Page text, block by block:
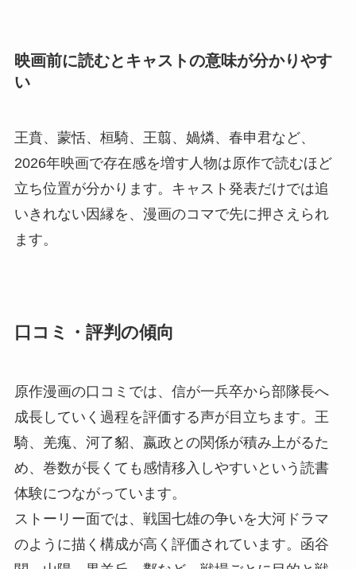
映画前に読むとキャストの意味が分かりやす
い
王賁、蒙恬、桓騎、王翦、媧燐、春申君など、
2026年映画で存在感を増す人物は原作で読むほど
立ち位置が分かります。キャスト発表だけでは追
いきれない因縁を、漫画のコマで先に押さえられ
ます。
口コミ・評判の傾向
原作漫画の口コミでは、信が一兵卒から部隊長へ
成長していく過程を評価する声が目立ちます。王
騎、羌瘣、河了貂、嬴政との関係が積み上がるた
め、巻数が長くても感情移入しやすいという読書
体験につながっています。
ストーリー面では、戦国七雄の争いを大河ドラマ
のように描く構成が高く評価されています。函谷